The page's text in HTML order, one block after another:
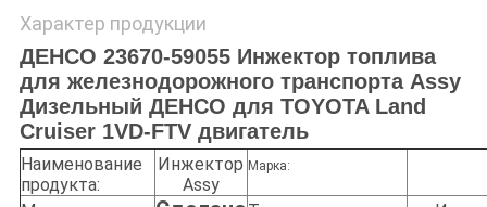
Характер продукции
ДЕНСО 23670-59055 Инжектор топлива
для железнодорожного транспорта Assy
Дизельный ДЕНСО для TOYOTA Land
Cruiser 1VD-FTV двигатель
Наименование
продукта:
Инжектор
Assy
Марка: